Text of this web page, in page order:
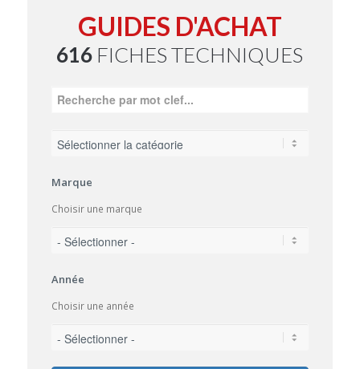
GUIDES D'ACHAT
616 FICHES TECHNIQUES
Marque
Choisir une marque
Année
Choisir une année